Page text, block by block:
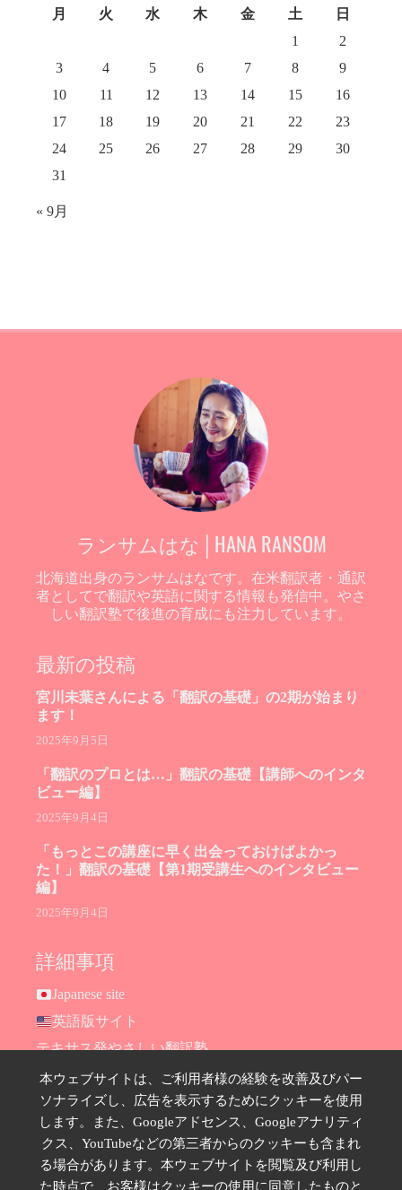
月
火 水 木 金 土
日
1
2
3
4 5 6 7 8
9
10
11 12 13 14 15
16
17
18 19 20 21 22
23
24
25 26 27 28 29
30
31
« 9月
ランサムはな│HANA RANSOM
北海道出身のランサムはなです。在米翻訳者・通訳
者としてで翻訳や英語に関する情報も発信中。やさ
しい翻訳塾で後進の育成にも注力しています。
最新の投稿
宮川未葉さんによる「翻訳の基礎」の2期が始まり
ます！
2025年9月5日
「翻訳のプロとは…」翻訳の基礎【講師へのインタ
ビュー編】
2025年9月4日
「もっとこの講座に早く出会っておけばよかっ
た！」翻訳の基礎【第1期受講生へのインタビュー
編】
2025年9月4日
詳細事項
Japanese site
英語版サイト
テキサス発やさしい翻訳塾
Hana Ransom Shop
Site map
お問い合わせ
プライバシーポリシー
特定商取引法に基づく表示
本ウェブサイトは、ご利用者様の経験を改善及びパー
ソナライズし、広告を表示するためにクッキーを使用
します。また、Googleアドセンス、Googleアナリティ
クス、YouTubeなどの第三者からのクッキーも含まれ
る場合があります。本ウェブサイトを閲覧及び利用し
た時点で、お客様はクッキーの使用に同意したものと